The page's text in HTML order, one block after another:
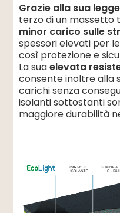
Grazie alla sua
terzo di un massetto
minor carico sulle
spessori elevati per
così protezione e
La suaelevata
consente inoltre alla
carichi senza
isolanti sottostanti
maggiore durabilità